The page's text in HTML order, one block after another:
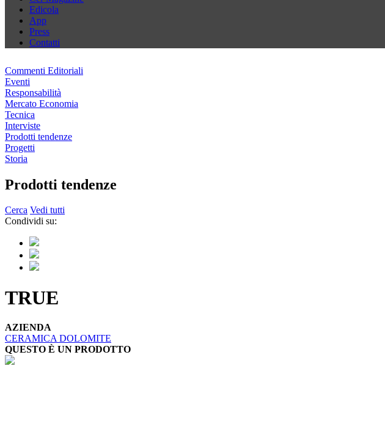
Edicola
App
Press
Contatti
Commenti Editoriali
Eventi
Responsabilità
Mercato Economia
Tecnica
Interviste
Prodotti tendenze
Progetti
Storia
Prodotti tendenze
Cerca Vedi tutti
Condividi su:
TRUE
AZIENDA
CERAMICA DOLOMITE
QUESTO È UN PRODOTTO